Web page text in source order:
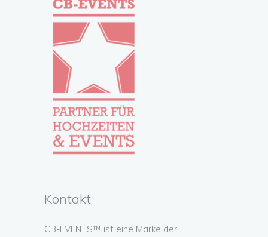
Kontakt
CB-EVENTS™ ist eine Marke der